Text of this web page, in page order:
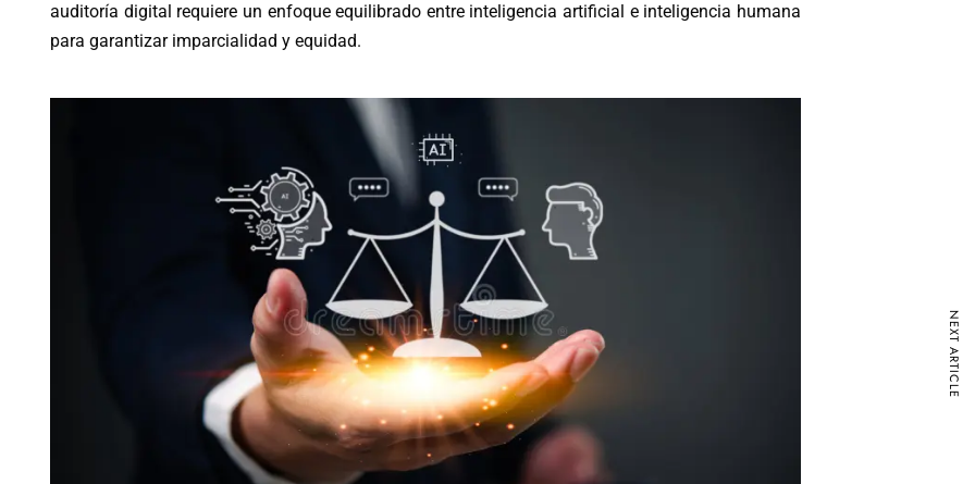
auditoría digital requiere un enfoque equilibrado entre inteligencia artificial e inteligencia humana
para garantizar imparcialidad y equidad.
NEXT ARTICLE